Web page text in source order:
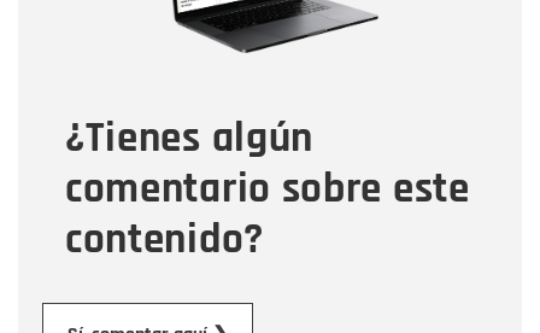
¿Tienes algún
comentario sobre este
contenido?
Tipo de comentario
Mensaje